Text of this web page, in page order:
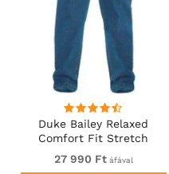
Duke Bailey Relaxed
Comfort Fit Stretch
Jeans With Elasticated
Waist Stonewash
27 990 Ftáfával